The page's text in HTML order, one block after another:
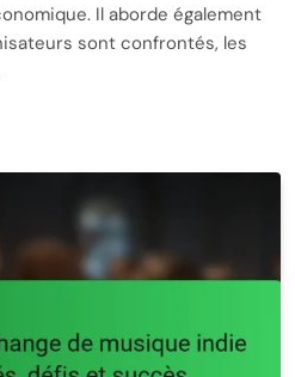
Il aborde également
sont confrontés, les